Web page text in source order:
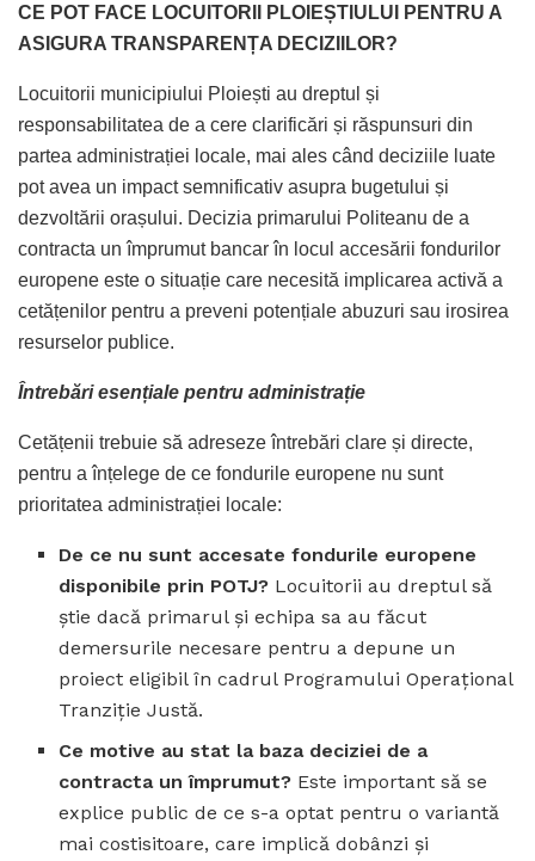
CE POT FACE LOCUITORII PLOIEȘTIULUI PENTRU A
ASIGURA TRANSPARENȚA DECIZIILOR?
Locuitorii municipiului Ploiești au dreptul și
responsabilitatea de a cere clarificări și răspunsuri din
partea administrației locale, mai ales când deciziile luate
pot avea un impact semnificativ asupra bugetului și
dezvoltării orașului. Decizia primarului Politeanu de a
contracta un împrumut bancar în locul accesării fondurilor
europene este o situație care necesită implicarea activă a
cetățenilor pentru a preveni potențiale abuzuri sau irosirea
resurselor publice.
Întrebări esențiale pentru administrație
Cetățenii trebuie să adreseze întrebări clare și directe,
pentru a înțelege de ce fondurile europene nu sunt
prioritatea administrației locale:
De ce nu sunt accesate fondurile europene
disponibile prin POTJ? Locuitorii au dreptul să
știe dacă primarul și echipa sa au făcut
demersurile necesare pentru a depune un
proiect eligibil în cadrul Programului Operațional
Tranziție Justă.
Ce motive au stat la baza deciziei de a
contracta un împrumut? Este important să se
explice public de ce s-a optat pentru o variantă
mai costisitoare, care implică dobânzi și